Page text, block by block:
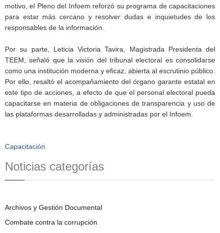
motivo, el Pleno del Infoem reforzó su programa de capacitaciones
para estar más cercano y resolver dudas e inquietudes de los
responsables de la información.
Por su parte, Leticia Victoria Tavira, Magistrada Presidenta del
TEEM, señaló que la visión del tribunal electoral es consolidarse
como una institución moderna y eficaz, abierta al escrutinio público.
Por ello, resaltó el acompañamiento del órgano garante estatal en
este tipo de acciones, a efecto de que el personal electoral pueda
capacitarse en materia de obligaciones de transparencia y uso de
las plataformas desarrolladas y administradas por el Infoem.
Capacitación
Noticias categorías
Archivos y Gestión Documental
Combate contra la corrupción